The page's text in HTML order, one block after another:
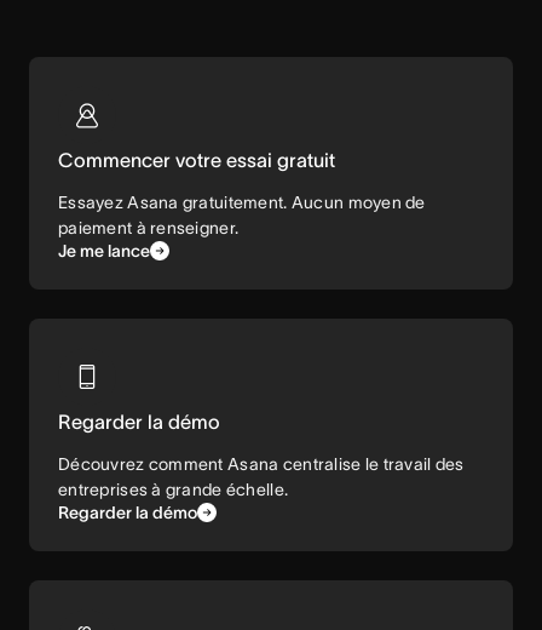
Commencer votre essai gratuit
Essayez Asana gratuitement. Aucun moyen de
paiement à renseigner.
Je me lance
Regarder la démo
Découvrez comment Asana centralise le travail des
entreprises à grande échelle.
Regarder la démo